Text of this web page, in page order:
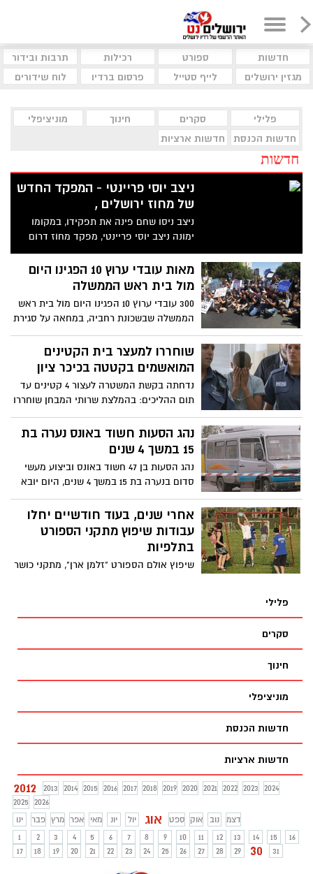
חדשות ספורט רכילות
תרבות ובידור
מגזין ירושלים
לייף סטייל פרסום ברדיו לוח שידורים
פלילי סקרים חינוך
מוניציפלי
חדשות הכנסת
חדשות ארציות
חדשות
ניצב יוסי פריינטי - המפקד החדש
של מחוז ירושלים ,
ניצב ניסו שחם פינה את תפקידו, במקומו
ימונה ניצב יוסי פריינטי, מפקד מחוז דרום
מאות עובדי ערוץ 10 הפגינו היום
מול בית ראש הממשלה
300 עובדי ערוץ 10 הפגינו היום מול בית ראש
הממשלה שבשכונת רחביה, במחאה על סגירת
הערוץ .לעובדי הערוץ הצטרפו עיתונאים
אחרים
שוחררו למעצר בית הקטינים
המואשמים בקטטה בכיכר ציון
נדחתה בקשת המשטרה לעצור 4 קטינים עד
תום ההליכים: בהמלצת שרותי המבחן שוחררו
למעצר בית
נהג הסעות חשוד באונס נערה בת
15 במשך 4 שנים
נהג הסעות בן 47 חשוד באונס וביצוע מעשי
סדום בנערה בת 15 במשך 4 שנים, היום יובא
החשוד להארכת מעצר בבית משפט השלום
אחרי שנים, בעוד חודשיים יחלו
עבודות שיפוץ מתקני הספורט
בתלפיות
שיפוץ אולם הספורט "זלמן ארן", מתקני כושר
פלילי
סקרים
חינוך
מוניציפלי
חדשות הכנסת
חדשות ארציות
2012 2013 2014 2015 2016 2017 2018 2019 2020 2021 2022 2023
2024
2025
2026
ינו
פבר מרץ אפר מאי יונ יול אוג ספט אוק נוב
דצמ
1
2 3 4 5 6 7 8 9 10 11 12 13 14 15
16
17
18 19 20 21 22 23 24 25 26 27 28 29 30 31